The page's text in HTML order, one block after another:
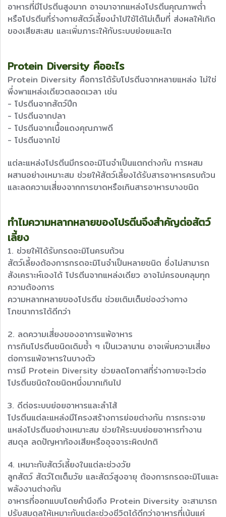
อาหารที่มีโปรตีนสูงมาก อาจมาจากแหล่งโปรตีนคุณภาพต่ำ
หรือโปรตีนที่ร่างกายสัตว์เลี้ยงนำไปใช้ได้ไม่เต็มที่ ส่งผลให้เกิด
ของเสียสะสม และเพิ่มภาระให้กับระบบย่อยและไต
Protein Diversity คืออะไร
Protein Diversity คือการได้รับโปรตีนจากหลายแหล่ง ไม่ใช่
พึ่งพาแหล่งเดียวตลอดเวลา เช่น
- โปรตีนจากสัตว์ปีก
- โปรตีนจากปลา
- โปรตีนจากเนื้อแดงคุณภาพดี
- โปรตีนจากไข่
แต่ละแหล่งโปรตีนมีกรดอะมิโนจำเป็นแตกต่างกัน การผสม
ผสานอย่างเหมาะสม ช่วยให้สัตว์เลี้ยงได้รับสารอาหารครบถ้วน
และลดความเสี่ยงจากการขาดหรือเกินสารอาหารบางชนิด
ทำไมความหลากหลายของโปรตีนจึงสำคัญต่อสัตว์
เลี้ยง
1. ช่วยให้ได้รับกรดอะมิโนครบถ้วน
สัตว์เลี้ยงต้องการกรดอะมิโนจำเป็นหลายชนิด ซึ่งไม่สามารถ
สังเคราะห์เองได้ โปรตีนจากแหล่งเดียว อาจไม่ครอบคลุมทุก
ความต้องการ
ความหลากหลายของโปรตีน ช่วยเติมเต็มช่องว่างทาง
โภชนาการได้ดีกว่า
2. ลดความเสี่ยงของอาการแพ้อาหาร
การกินโปรตีนชนิดเดิมซ้ำ ๆ เป็นเวลานาน อาจเพิ่มความเสี่ยง
ต่อการแพ้อาหารในบางตัว
การมี Protein Diversity ช่วยลดโอกาสที่ร่างกายจะไวต่อ
โปรตีนชนิดใดชนิดหนึ่งมากเกินไป
3. ดีต่อระบบย่อยอาหารและลำไส้
โปรตีนแต่ละแหล่งมีโครงสร้างการย่อยต่างกัน การกระจาย
แหล่งโปรตีนอย่างเหมาะสม ช่วยให้ระบบย่อยอาหารทำงาน
สมดุล ลดปัญหาท้องเสียหรืออุจจาระผิดปกติ
4. เหมาะกับสัตว์เลี้ยงในแต่ละช่วงวัย
ลูกสัตว์ สัตว์โตเต็มวัย และสัตว์สูงอายุ ต้องการกรดอะมิโนและ
พลังงานต่างกัน
อาหารที่ออกแบบโดยคำนึงถึง Protein Diversity จะสามารถ
ปรับสมดุลให้เหมาะกับแต่ละช่วงชีวิตได้ดีกว่าอาหารที่เน้นแค่